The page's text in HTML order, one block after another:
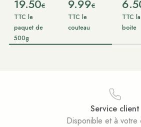
19.50€
TTC le
paquet de
500g
9.99€
TTC le
couteau
TTC la
boite
Service client
Disponible et à votre